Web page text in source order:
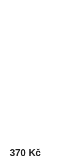
370 Kč